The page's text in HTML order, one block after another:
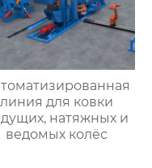
линия для ковки
натяжных и
ведомых колёс